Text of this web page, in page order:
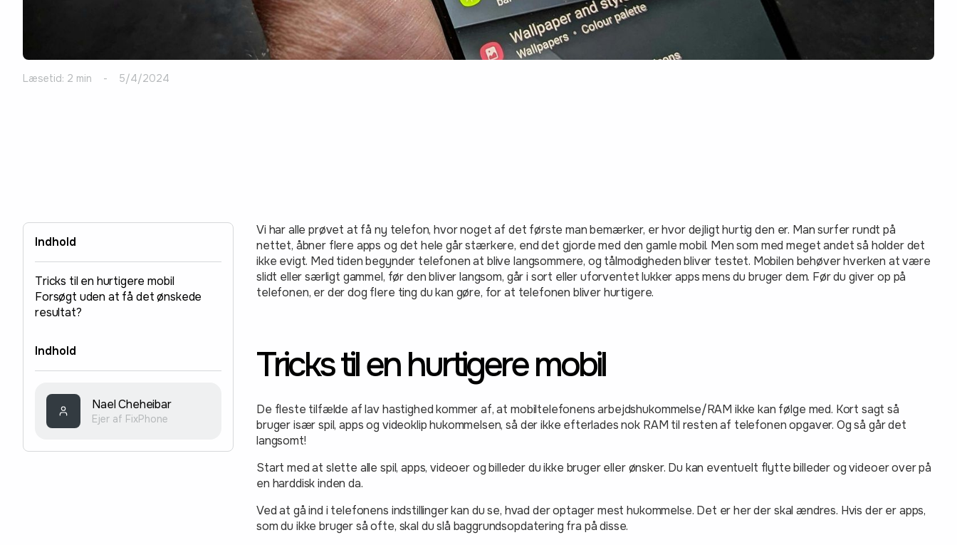
Læsetid: 2 min - 5/4/2024
Indhold
Tricks til en hurtigere mobil
Forsøgt uden at få det ønskede
resultat?
Indhold
Nael Cheheibar
Ejer af FixPhone
Vi har alle prøvet at få ny telefon, hvor noget af det første man bemærker, er hvor dejligt hurtig den er. Man surfer rundt på
nettet, åbner flere apps og det hele går stærkere, end det gjorde med den gamle mobil. Men som med meget andet så holder det
ikke evigt. Med tiden begynder telefonen at blive langsommere, og tålmodigheden bliver testet. Mobilen behøver hverken at være
slidt eller særligt gammel, før den bliver langsom, går i sort eller uforventet lukker apps mens du bruger dem. Før du giver op på
telefonen, er der dog flere ting du kan gøre, for at telefonen bliver hurtigere.
Tricks til en hurtigere mobil
De fleste tilfælde af lav hastighed kommer af, at mobiltelefonens arbejdshukommelse/RAM ikke kan følge med. Kort sagt så
bruger især spil, apps og videoklip hukommelsen, så der ikke efterlades nok RAM til resten af telefonen opgaver. Og så går det
langsomt!
Start med at slette alle spil, apps, videoer og billeder du ikke bruger eller ønsker. Du kan eventuelt flytte billeder og videoer over på
en harddisk inden da.
Ved at gå ind i telefonens indstillinger kan du se, hvad der optager mest hukommelse. Det er her der skal ændres. Hvis der er apps,
som du ikke bruger så ofte, skal du slå baggrundsopdatering fra på disse.